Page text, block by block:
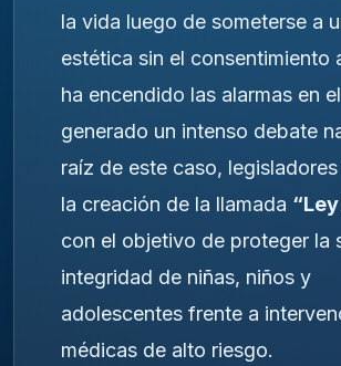
la vida luego de someterse a
estética sin el consentimiento
ha encendido las alarmas en
generado un intenso debate
raíz de este caso,
la creación de la llamada
con el objetivo de proteger la
integridad de niñas, niños y
adolescentes frente a
médicas de alto riesgo.